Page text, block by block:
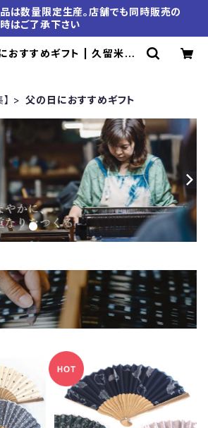
は数量限定生産。店舗でも同時販売の
はご了承下さい
おすすめギフト | 久留米か
父の日におすすめギフト